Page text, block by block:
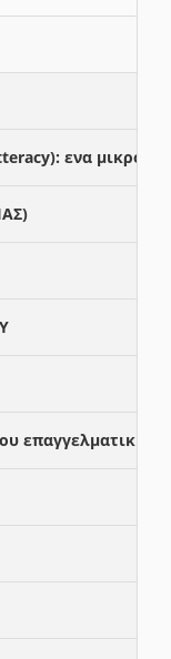
ενα μικρο
επαγγελματικης